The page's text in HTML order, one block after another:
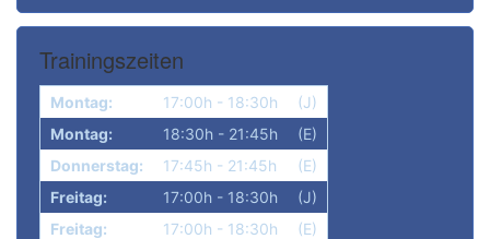
Trainingszeiten
Montag: 17:00h - 18:30h
(J)
Montag:
18:30h - 21:45h
(E)
Donnerstag:
17:45h - 21:45h
(E)
Freitag:
17:00h - 18:30h
(J)
Freitag:
17:00h - 18:30h (E)